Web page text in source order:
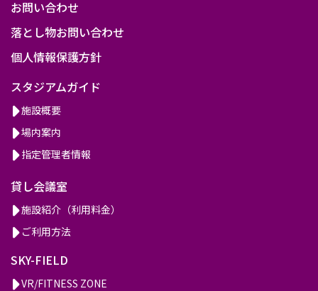
お問い合わせ
落とし物お問い合わせ
個人情報保護方針
スタジアムガイド
施設概要
場内案内
指定管理者情報
貸し会議室
施設紹介（利用料金）
ご利用方法
SKY-FIELD
VR/FITNESS ZONE